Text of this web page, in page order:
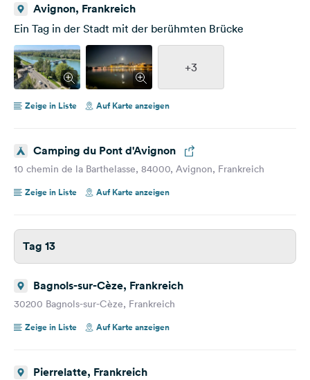
Avignon, Frankreich
Ein Tag in der Stadt mit der berühmten Brücke
+3
Zeige in Liste Auf Karte anzeigen
Camping du Pont d'Avignon
10 chemin de la Barthelasse, 84000, Avignon, Frankreich
Zeige in Liste
Auf Karte anzeigen
Tag 13
Bagnols-sur-Cèze, Frankreich
30200 Bagnols-sur-Cèze, Frankreich
Zeige in Liste
Auf Karte anzeigen
Pierrelatte, Frankreich